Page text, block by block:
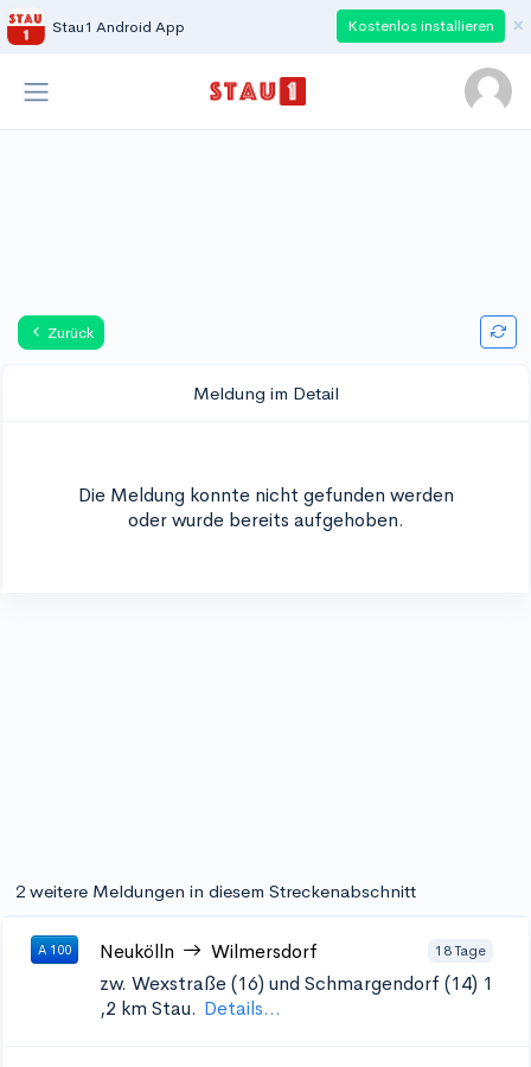
Stau1 Android App Kostenlos installieren ×
Zurück
Meldung im Detail
Die Meldung konnte nicht gefunden werden
oder wurde bereits aufgehoben.
2 weitere Meldungen in diesem Streckenabschnitt
A 100 Neukölln Wilmersdorf 18 Tage
zw. Wexstraße (16) und Schmargendorf (14) 1
,2 km Stau. Details...